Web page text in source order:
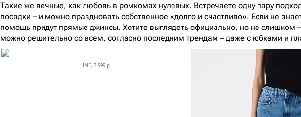
Такие же вечные, как любовь в ромкомах нулевых. Встречаете одну пару
посадки – и можно праздновать собственное «долго и счастливо». Если не
помощь придут прямые джинсы. Хотите выглядеть официально, но не слишком
можно решительно со всем, согласно последним трендам – даже с юбками и
LIME, 3 999 p.